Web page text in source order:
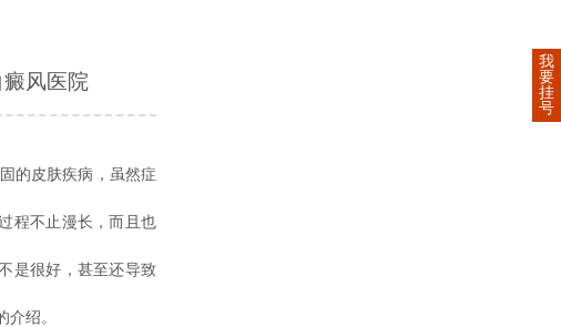
风医院
的皮肤疾病，虽然症
程不止漫长，而且也
是很好，甚至还导致
介绍。
我
要
挂
号